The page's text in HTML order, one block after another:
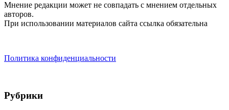
Мнение редакции может не совпадать с мнением отдельных
авторов.
При использовании материалов сайта ссылка обязательна
Политика конфиденциальности
Рубрики